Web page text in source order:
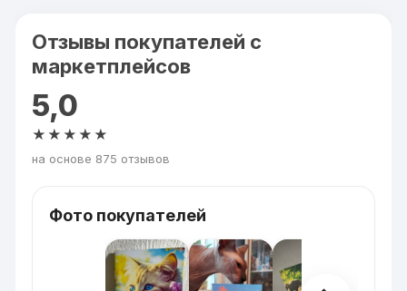
Отзывы покупателей с
маркетплейсов
5,0
★★★★★
на основе 875 отзывов
Фото покупателей